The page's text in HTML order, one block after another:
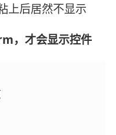
上后居然不显示
，才会显示控件